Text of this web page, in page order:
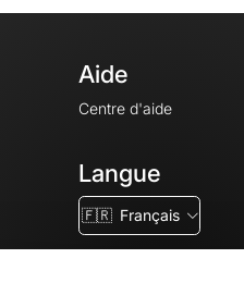
Aide
Centre d'aide
Langue
🇫🇷 Français